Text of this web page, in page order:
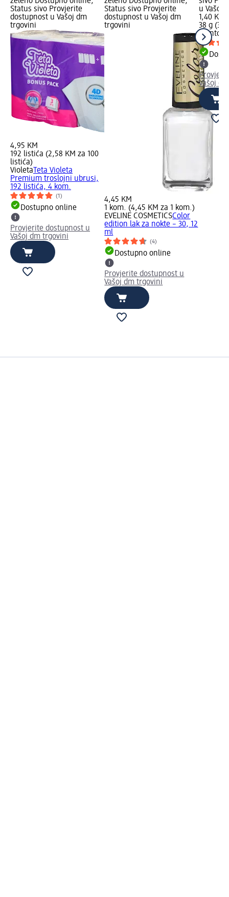
Status sivo Provjerite
dostupnost u Vašoj dm
trgovini
4,95 KM
192 listića (2,58 KM za 100
listića)
Violeta Teta Violeta
Premium troslojni ubrusi,
192 listića, 4 kom.
(1)
Dostupno online
Provjerite dostupnost u
Vašoj dm trgovini
Status sivo Provjerite
dostupnost u Vašoj dm
trgovini
4,45 KM
1 kom. (4,45 KM za 1 kom.)
EVELINE COSMETICSColor
edition lak za nokte – 30, 12
ml
(4)
Dostupno online
Provjerite dostupnost u
Vašoj dm trgovini
u Vašoj
1,40 KM
38 g
mentos
Vašoj